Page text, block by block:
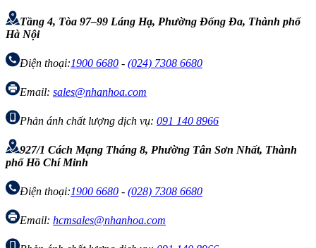
Tầng 4, Tòa 97–99 Láng Hạ, Phường Đống Đa, Thành phố
Hà Nội
Điện thoại:1900 6680 - (024) 7308 6680
Email: sales@nhanhoa.com
Phản ánh chất lượng dịch vụ: 091 140 8966
927/1 Cách Mạng Tháng 8, Phường Tân Sơn Nhất, Thành
phố Hồ Chí Minh
Điện thoại:1900 6680 - (028) 7308 6680
Email: hcmsales@nhanhoa.com